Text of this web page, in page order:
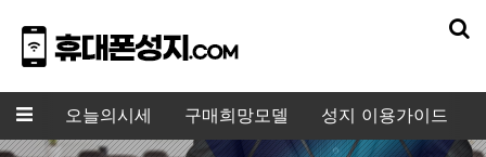
메뉴 오늘의시세 구매희망모델 성지 이용가이드